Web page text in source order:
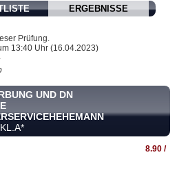
ERGEBNISSE
Prüfung.
13:40 Uhr (16.04.2023)
UND DN
8.90 /